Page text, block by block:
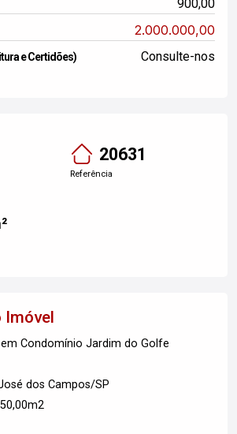
900,00
2.000.000,00
e Certidões) Consulte-nos
20631
Referência
Imóvel
Condomínio Jardim do Golfe
dos Campos/SP